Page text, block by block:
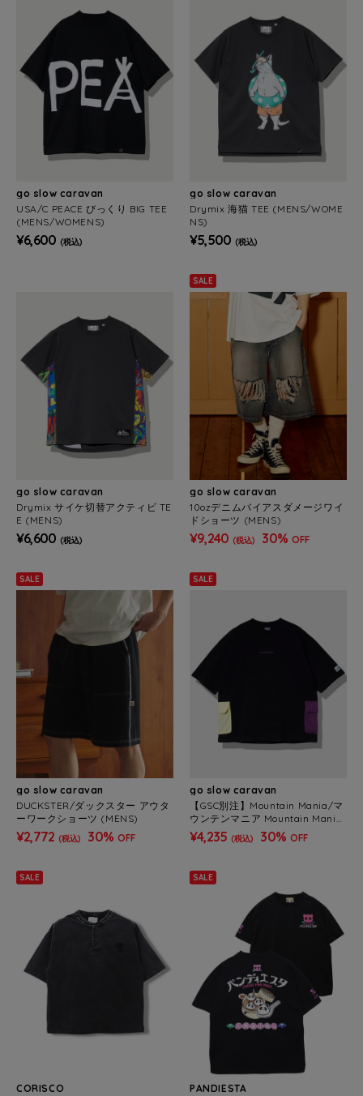
go slow caravan
USA/C PEACE びっくり BIG TEE
(MENS/WOMENS)
¥6,600 (税込)
go slow caravan
Drymix 海猫 TEE (MENS/WOME
NS)
¥5,500 (税込)
go slow caravan
Drymix サイケ切替アクティビ TE
E (MENS)
¥6,600 (税込)
SALE
go slow caravan
10ozデニムバイアスダメージワイ
ドショーツ (MENS)
¥9,240 (税込) 30% OFF
SALE
go slow caravan
DUCKSTER/ダックスター アウタ
ーワークショーツ (MENS)
¥2,772 (税込) 30% OFF
SALE
go slow caravan
【GSC別注】Mountain Mania/マ
ウンテンマニア Mountain Mania
x gsc オリジナル天竺 サイドポケ
ットTEE (MENS)
¥4,235 (税込) 30% OFF
SALE
CORISCO
SALE
PANDIESTA